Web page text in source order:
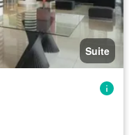
Suite